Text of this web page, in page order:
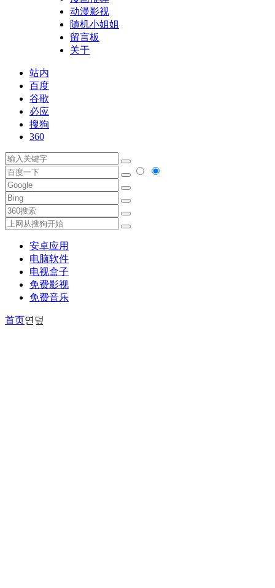
动漫影视
随机小姐姐
留言板
关于
站内
百度
谷歌
必应
搜狗
360
安卓应用
电脑软件
电视盒子
免费影视
免费音乐
首页연덮